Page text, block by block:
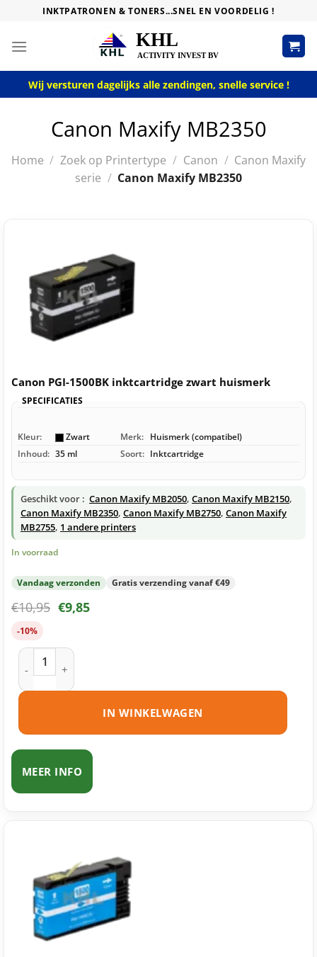
content
INKTPATRONEN & TONERS...SNEL EN VOORDELIG !
Wij versturen dagelijks alle zendingen, snelle service !
Canon Maxify MB2350
Home / Zoek op Printertype / Canon / Canon Maxify
serie / Canon Maxify MB2350
Canon PGI-1500BK inktcartridge zwart huismerk
SPECIFICATIES
Kleur: Zwart Merk: Huismerk (compatibel)
Inhoud: 35 ml Soort: Inktcartridge
Geschikt voor : Canon Maxify MB2050, Canon Maxify MB2150,
Canon Maxify MB2350, Canon Maxify MB2750, Canon Maxify
MB2755, 1 andere printers
In voorraad
Vandaag verzonden Gratis verzending vanaf €49
€10,95 €9,85
-10%
Canon PGI-1500BK inktcartridge zwart huismerk aantal
IN WINKELWAGEN
MEER INFO